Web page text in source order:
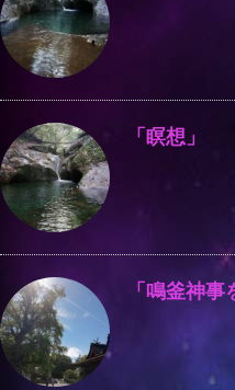
「瞑想」
「鳴釜神